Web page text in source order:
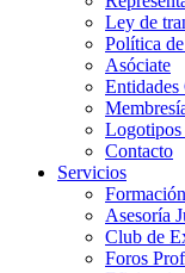
Ley de
Política
Asóciate
Entidades
Contacto
Servicios
Formación
Asesoría
Club de
Foros